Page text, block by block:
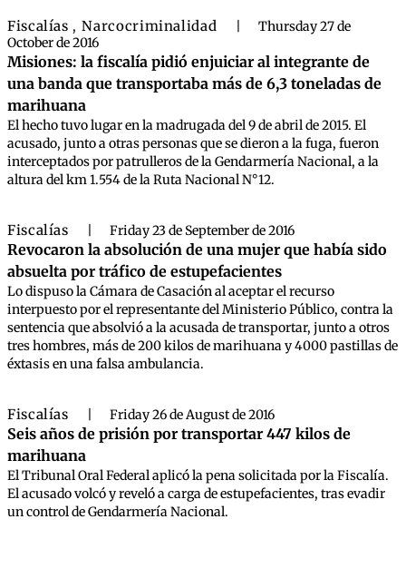
Fiscalías , Narcocriminalidad
Thursday 27 de
October de 2016
Misiones: la fiscalía pidió enjuiciar al integrante de
una banda que transportaba más de 6,3 toneladas de
marihuana
El hecho tuvo lugar en la madrugada del 9 de abril de 2015. El
acusado, junto a otras personas que se dieron a la fuga, fueron
interceptados por patrulleros de la Gendarmería Nacional, a la
altura del km 1.554 de la Ruta Nacional N°12.
Fiscalías Friday 23 de September de 2016
Revocaron la absolución de una mujer que había sido
absuelta por tráfico de estupefacientes
Lo dispuso la Cámara de Casación al aceptar el recurso
interpuesto por el representante del Ministerio Público, contra la
sentencia que absolvió a la acusada de transportar, junto a otros
tres hombres, más de 200 kilos de marihuana y 4000 pastillas de
éxtasis en una falsa ambulancia.
Fiscalías Friday 26 de August de 2016
Seis años de prisión por transportar 447 kilos de
marihuana
El Tribunal Oral Federal aplicó la pena solicitada por la Fiscalía.
El acusado volcó y reveló a carga de estupefacientes, tras evadir
un control de Gendarmería Nacional.